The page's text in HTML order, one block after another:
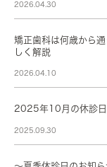
2026.04.30
矯正歯科は何歳から
しく解説
2026.04.10
2025年10月の休診日
2025.09.30